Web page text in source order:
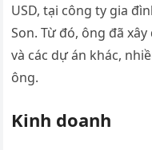
USD, tại công ty gia
Son. Từ đó, ông đã
và các dự án khác,
ông.
Kinh doanh